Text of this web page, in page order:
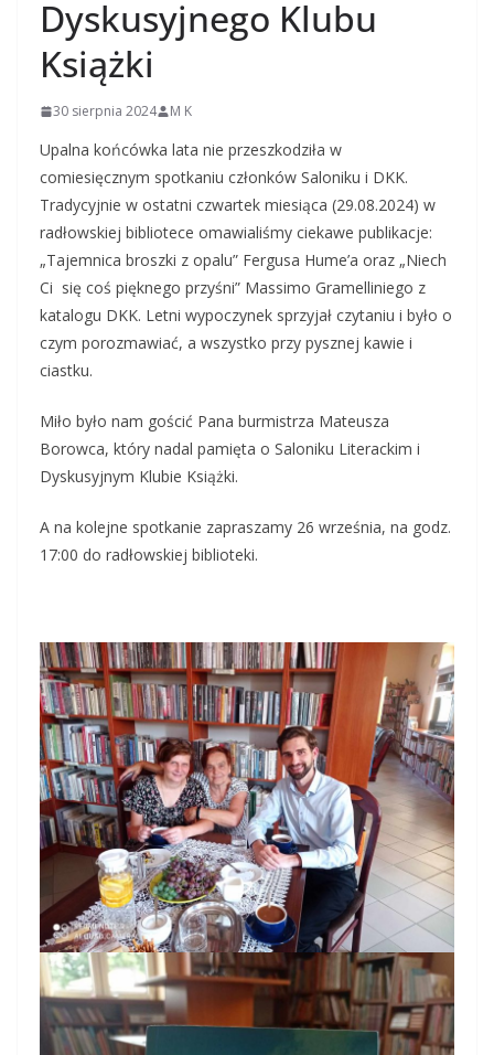
Dyskusyjnego Klubu
Książki
30 sierpnia 2024 M K
Upalna końcówka lata nie przeszkodziła w
comiesięcznym spotkaniu członków Saloniku i DKK.
Tradycyjnie w ostatni czwartek miesiąca (29.08.2024) w
radłowskiej bibliotece omawialiśmy ciekawe publikacje:
„Tajemnica broszki z opalu” Fergusa Hume’a oraz „Niech
Ci się coś pięknego przyśni” Massimo Gramelliniego z
katalogu DKK. Letni wypoczynek sprzyjał czytaniu i było o
czym porozmawiać, a wszystko przy pysznej kawie i
ciastku.
Miło było nam gościć Pana burmistrza Mateusza
Borowca, który nadal pamięta o Saloniku Literackim i
Dyskusyjnym Klubie Książki.
A na kolejne spotkanie zapraszamy 26 września, na godz.
17:00 do radłowskiej biblioteki.